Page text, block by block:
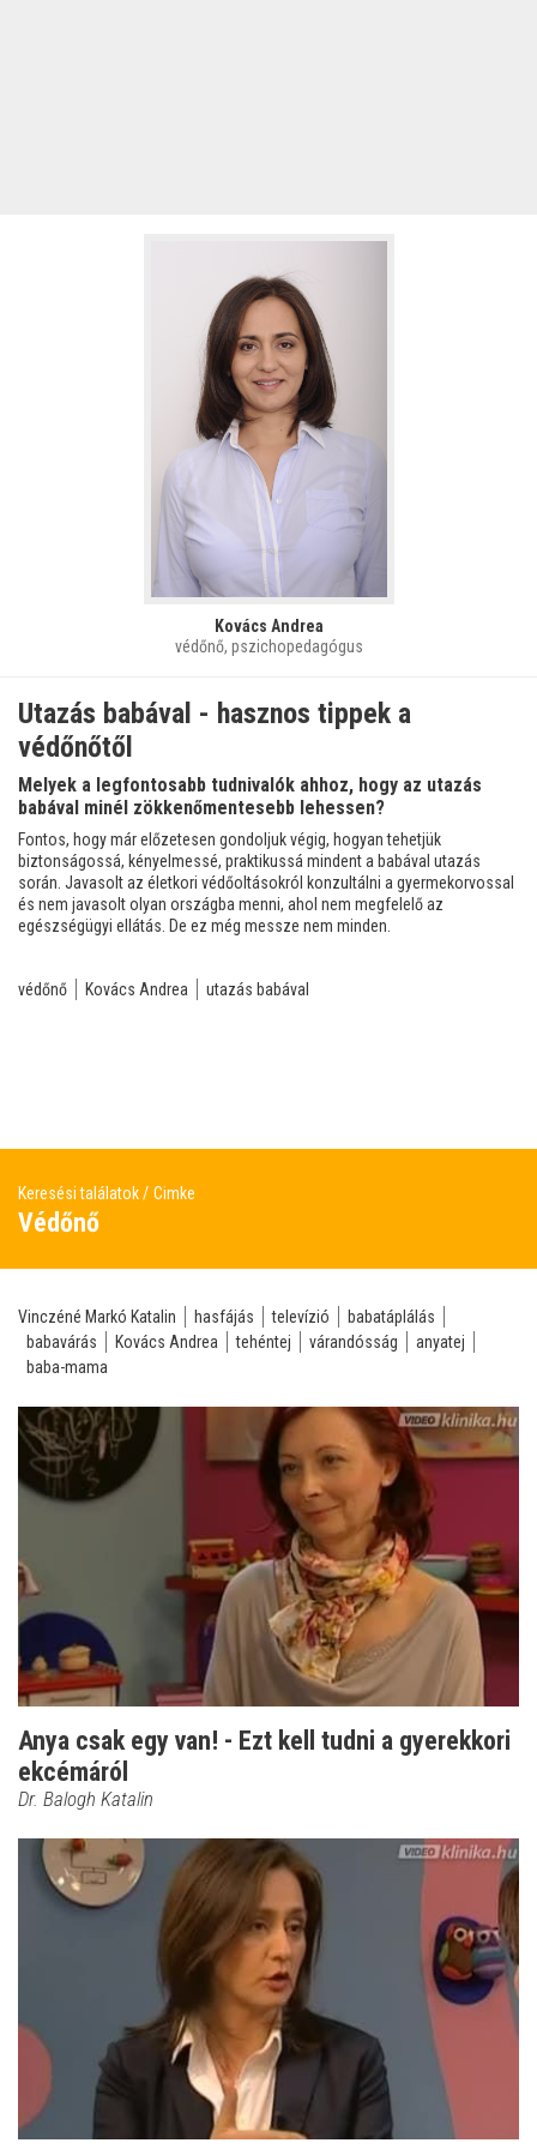
Kovács Andrea
védőnő, pszichopedagógus
Utazás babával - hasznos tippek a
védőnőtől
Melyek a legfontosabb tudnivalók ahhoz, hogy az utazás
babával minél zökkenőmentesebb lehessen?
Fontos, hogy már előzetesen gondoljuk végig, hogyan tehetjük
biztonságossá, kényelmessé, praktikussá mindent a babával utazás
során. Javasolt az életkori védőoltásokról konzultálni a gyermekorvossal
és nem javasolt olyan országba menni, ahol nem megfelelő az
egészségügyi ellátás. De ez még messze nem minden.
védőnő Kovács Andrea utazás babával
Keresési találatok Cimke
Védőnő
Vinczéné Markó Katalin hasfájás televízió
babatáplálás
babavárás
Kovács Andrea tehéntej várandósság
anyatej
baba-mama
Anya csak egy van! - Ezt kell tudni a gyerekkori
ekcémáról
Dr. Balogh Katalin